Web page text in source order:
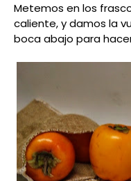
Metemos en los
caliente, y damos la
boca abajo para